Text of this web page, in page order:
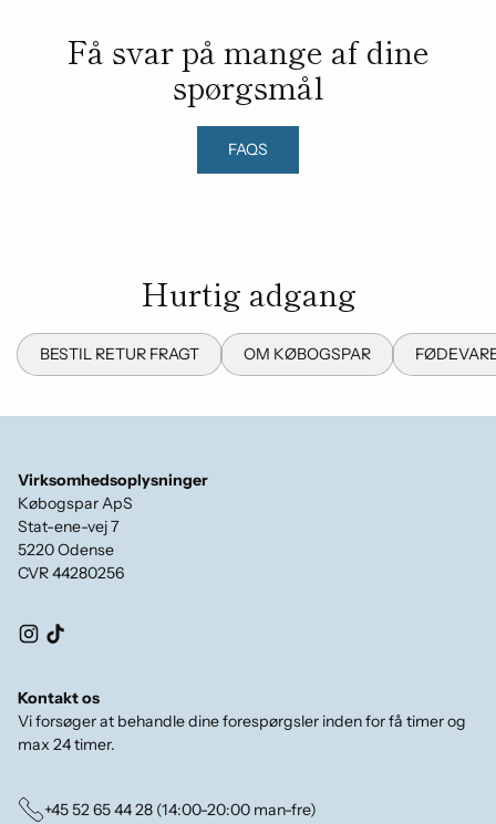
Få svar på mange af dine
spørgsmål
FAQS
Hurtig adgang
BESTIL RETUR FRAGT OM KØBOGSPAR
Virksomhedsoplysninger
Købogspar ApS
Stat-ene-vej 7
5220 Odense
CVR 44280256
Kontakt os
Vi forsøger at behandle dine forespørgsler inden for få timer og
max 24 timer.
+45 52 65 44 28 (14:00-20:00 man-fre)